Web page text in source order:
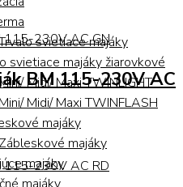
svietiace majáky
svietiace majáky žiarovkové
Midi/ Maxi TWINLIGHT
Midi/ Maxi TWINFLASH
majáky
majáky
majáky
BM 115-230V AC